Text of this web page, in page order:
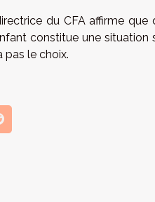
du CFA affirme
constitue une situation
pas le choix.